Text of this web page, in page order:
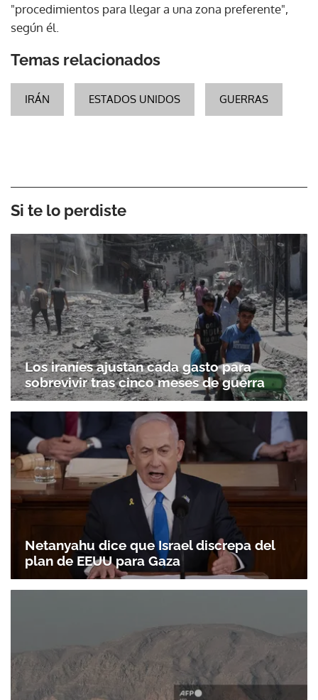
"procedimientos para llegar a una zona preferente",
según él.
Temas relacionados
IRÁN ESTADOS UNIDOS GUERRAS
Si te lo perdiste
Los iraníes ajustan cada gasto para
sobrevivir tras cinco meses de guerra
Netanyahu dice que Israel discrepa del
plan de EEUU para Gaza